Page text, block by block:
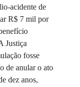
acidente de
R$ 7 mil por
Justiça
fosse
de anular o ato
dez anos,